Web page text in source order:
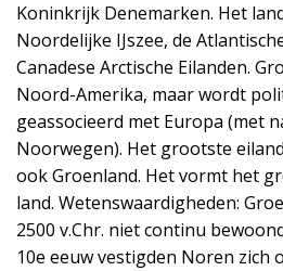
Koninkrijk Denemarken. Het
Noordelijke IJszee, de
Canadese Arctische Eilanden.
Noord-Amerika, maar wordt
geassocieerd met Europa (met
Noorwegen). Het grootste
ook Groenland. Het vormt het
land. Wetenswaardigheden:
2500 v.Chr. niet continu
10e eeuw vestigden Noren zich